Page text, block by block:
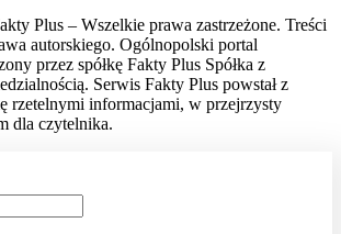
Plus – Wszelkie prawa zastrzeżone. Treści
autorskiego. Ogólnopolski portal
przez spółkę Fakty Plus Spółka z
Serwis Fakty Plus powstał z
rzetelnymi informacjami, w przejrzysty
dla czytelnika.